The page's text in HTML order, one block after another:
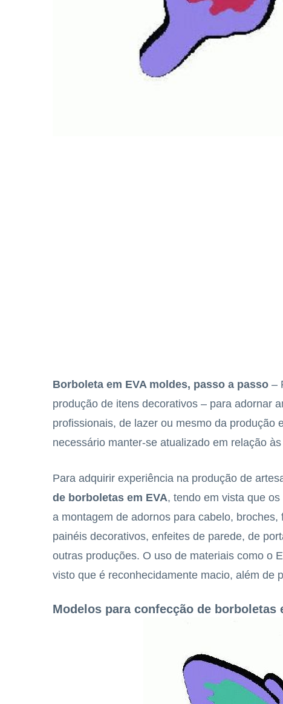
Borboleta em EVA moldes, passo a passo –
produção de itens decorativos – para adornar
profissionais, de lazer ou mesmo da produção
necessário manter-se atualizado em relação
Para adquirir experiência na produção de
de borboletas em EVA, tendo em vista que
a montagem de adornos para cabelo,
painéis decorativos, enfeites de parede, de
outras produções. O uso de materiais como o
visto que é reconhecidamente macio, além de
Modelos para confecção de borboletas